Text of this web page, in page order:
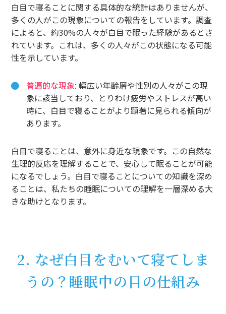
白目で寝ることに関する具体的な統計はありませんが、
多くの人がこの現象についての報告をしています。調査
によると、約30%の人々が白目で眠った経験があるとさ
れています。これは、多くの人々がこの状態になる可能
性を示しています。
普遍的な現象: 幅広い年齢層や性別の人々がこの現
象に該当しており、とりわけ疲労やストレスが高い
時に、白目で寝ることがより顕著に見られる傾向が
あります。
白目で寝ることは、意外に身近な現象です。この自然な
生理的反応を理解することで、安心して眠ることが可能
になるでしょう。白目で寝ることについての知識を深め
ることは、私たちの睡眠についての理解を一層深める大
きな助けとなります。
2. なぜ白目をむいて寝てしま
うの？睡眠中の目の仕組み